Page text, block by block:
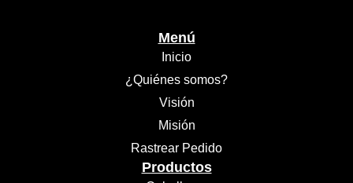
Menú
Inicio
¿Quiénes somos?
Visión
Misión
Rastrear Pedido
Productos